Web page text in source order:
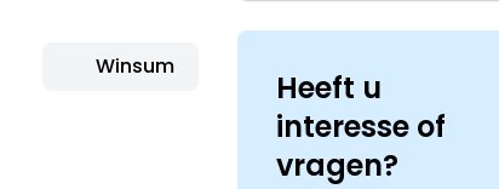
Winsum
Heeft u
interesse of
vragen?